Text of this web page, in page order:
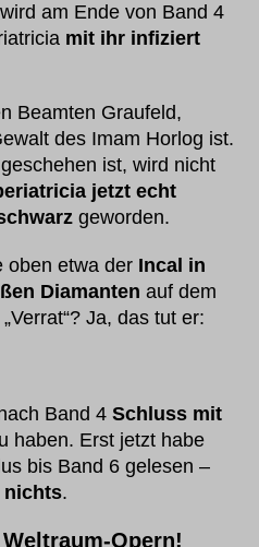
am Ende von Band 4
mit ihr infiziert
Beamten Graufeld,
des Imam Horlog ist.
ist, wird nicht
jetzt echt
geworden.
oben etwa der Incal in
Diamanten auf dem
Ja, das tut er:
Band 4Schluss mit
haben. Erst jetzt habe
bis Band 6 gelesen –
nichts.
Opern!